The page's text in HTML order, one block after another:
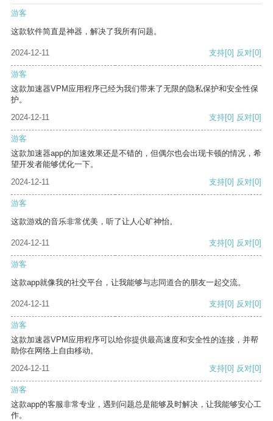
游客
这款软件简直是神器，解决了我所有问题。
2024-12-11 支持[0] 反对[0]
游客
这款加速器VPM应用程序已经为我们带来了无限的隐私保护和安全性保
护。
2024-12-11
支持[0] 反对[0]
游客
这款加速器app的加速效果还是不错的，但偶尔也会出现卡顿的情况，希
望开发者能够优化一下。
2024-12-11
支持[0] 反对[0]
游客
这款游戏的音乐非常优美，听了让人心旷神怡。
2024-12-11 支持[0] 反对[0]
游客
这款app就像我的社交平台，让我能够与志同道合的朋友一起交流。
2024-12-11 支持[0] 反对[0]
游客
这款加速器VPM应用程序可以给你提供最高速度和安全性的连接，并帮
助你在网络上自由移动。
2024-12-11
支持[0] 反对[0]
游客
这款app的客服非常专业，遇到问题总是能够及时解决，让我能够安心工
作。